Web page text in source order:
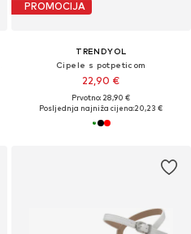
PROMOCIJA
TRENDYOL
Cipele s potpeticom
22,90 €
Prvotno: 28,90 €
Posljednja najniža cijena:20,23 €